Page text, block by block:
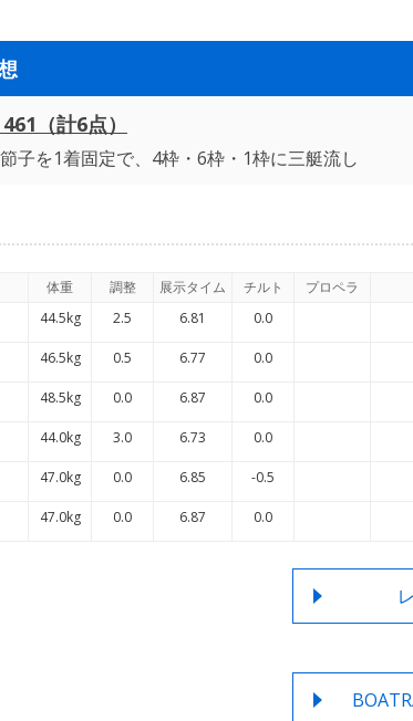
（計6点）
子を1着固定で、4枠・6枠・1枠に三艇流し
体重 調整 展示タイム チルト プロペラ
44.5kg 2.5 6.81 0.0
46.5kg 0.5 6.77 0.0
48.5kg 0.0 6.87 0.0
44.0kg 3.0 6.73 0.0
47.0kg 0.0 6.85 -0.5
47.0kg 0.0 6.87 0.0